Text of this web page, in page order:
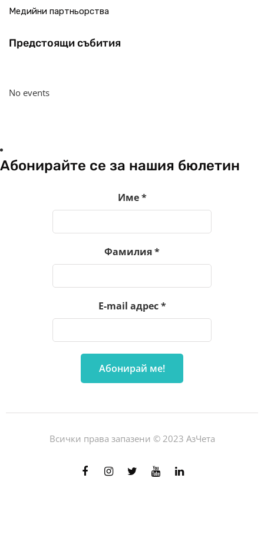
Медийни партньорства
Предстоящи събития
No events
Абонирайте се за нашия бюлетин
Име*
Фамилия*
E-mail адрес*
Всички права запазени © 2023 АзЧета